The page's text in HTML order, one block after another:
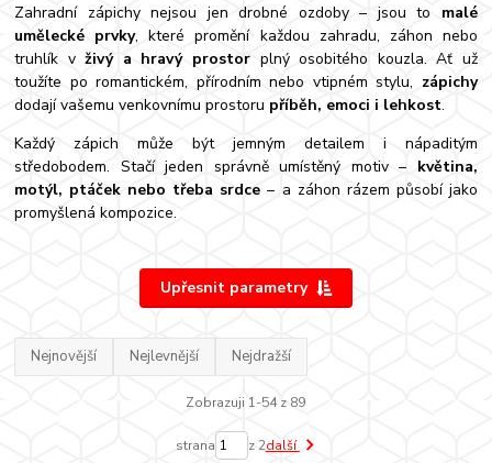
Zahradní zápichy nejsou jen drobné ozdoby – jsou to malé
umělecké prvky, které promění každou zahradu, záhon nebo
truhlík vživý a hravý prostorplný osobitého kouzla. Ať už
toužíte po romantickém, přírodním nebo vtipném stylu, zápichy
dodají vašemu venkovnímu prostoru příběh, emoci i lehkost.
Každý zápich může být jemným detailem i nápaditým
středobodem. Stačí jeden správně umístěný motiv – květina,
motýl, ptáček nebo třeba srdce – a záhon rázem působí jako
promyšlená kompozice.
Upřesnit parametry
Nejnovější Nejlevnější Nejdražší
Zobrazuji 1-54 z 89
strana z 2další